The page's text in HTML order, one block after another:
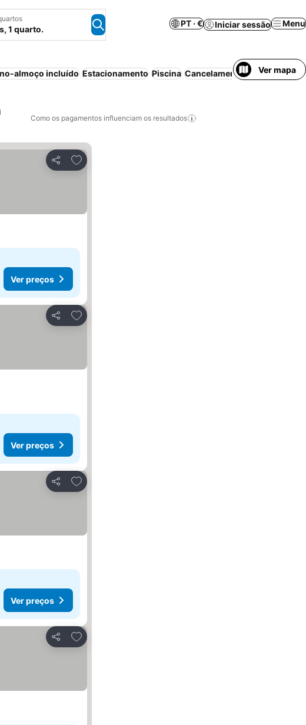
1 quarto.
PT · € Iniciar sessão Menu
almoço incluído Estacionamento Piscina Cancelamento gratuito Wi-fi
Ver mapa
Como os pagamentos influenciam os resultados
Partilhar
Adicionar aos favoritos
Ver preços
Partilhar
Adicionar aos favoritos
Ver preços
Partilhar
Adicionar aos favoritos
Ver preços
Partilhar
Adicionar aos favoritos